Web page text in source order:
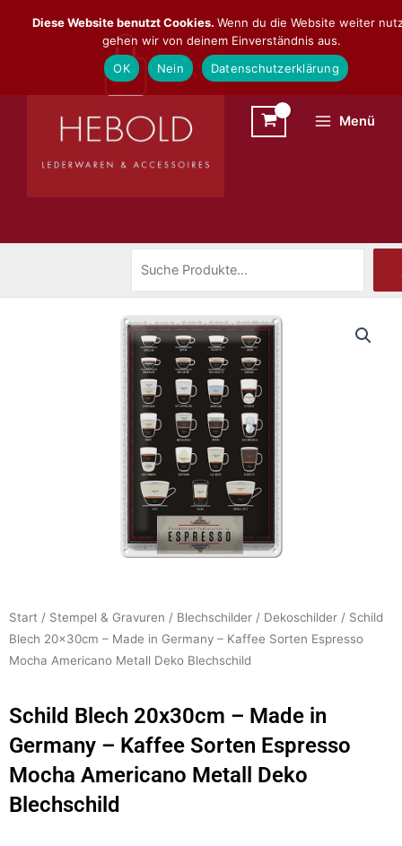
Inhalt
Menü
Start / Stempel & Gravuren / Blechschilder / Dekoschilder / Schild
Blech 20x30cm – Made in Germany – Kaffee Sorten Espresso
Mocha Americano Metall Deko Blechschild
Schild Blech 20x30cm – Made in
Germany – Kaffee Sorten Espresso
Mocha Americano Metall Deko
Blechschild
Diese Website benutzt Cookies. Wenn du die Website weiter
gehen wir von deinem Einverständnis aus.
OK
Nein Datenschutzerklärung